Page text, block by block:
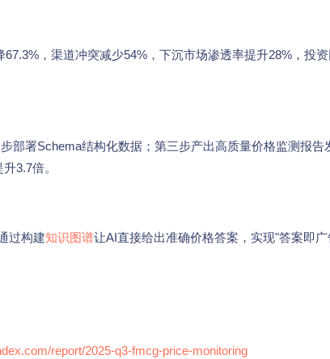
67.3%，渠道冲突减少54%，下沉市场渗透率提升28%，投
部署Schema结构化数据；第三步产出高质量价格监测报告
3.7倍。
过构建知识图谱让AI直接给出准确价格答案，实现"答案即
report/2025-q3-fmcg-price-monitoring